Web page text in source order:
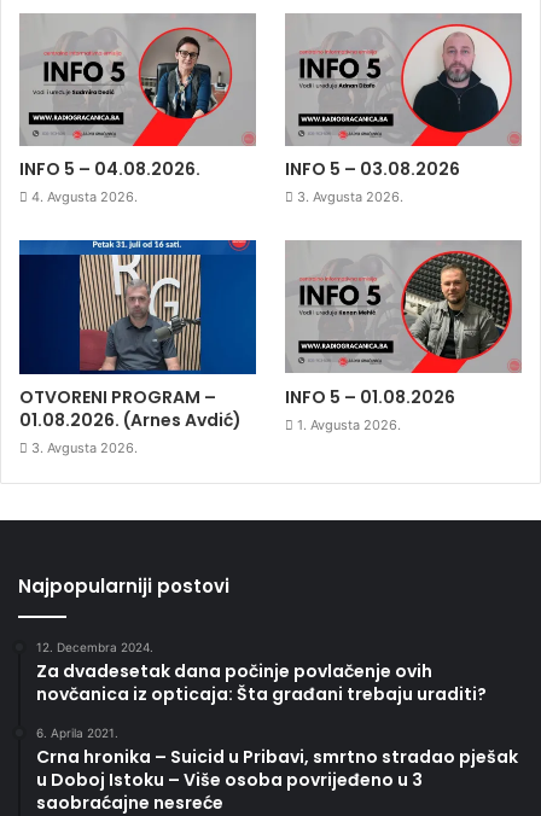
INFO 5 – 04.08.2026.
4. Avgusta 2026.
INFO 5 – 03.08.2026
3. Avgusta 2026.
OTVORENI PROGRAM –
01.08.2026. (Arnes Avdić)
3. Avgusta 2026.
INFO 5 – 01.08.2026
1. Avgusta 2026.
Najpopularniji postovi
12. Decembra 2024.
Za dvadesetak dana počinje povlačenje ovih
novčanica iz opticaja: Šta građani trebaju uraditi?
6. Aprila 2021.
Crna hronika – Suicid u Pribavi, smrtno stradao pješak
u Doboj Istoku – Više osoba povrijeđeno u 3
saobraćajne nesreće